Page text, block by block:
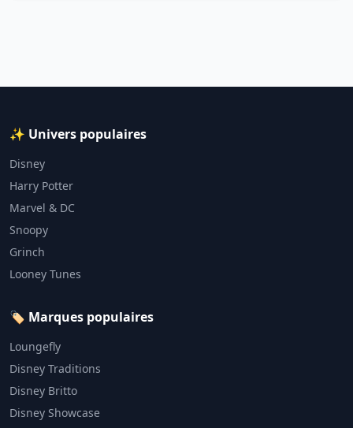
✨ Univers populaires
Disney
Harry Potter
Marvel & DC
Snoopy
Grinch
Looney Tunes
🏷️ Marques populaires
Loungefly
Disney Traditions
Disney Britto
Disney Showcase